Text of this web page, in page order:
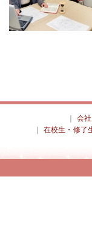
会
在校生・修了